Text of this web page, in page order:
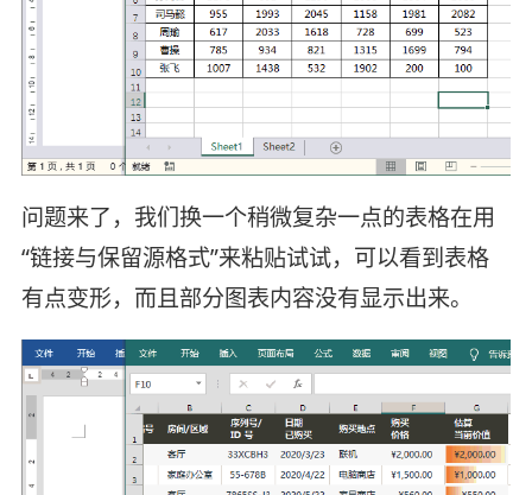
问题来了，我们换一个稍微复杂一点的表格在用
“链接与保留源格式”来粘贴试试，可以看到表格
有点变形，而且部分图表内容没有显示出来。